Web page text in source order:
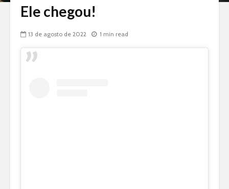
Ele chegou!
13 de agosto de 2022 1 min read